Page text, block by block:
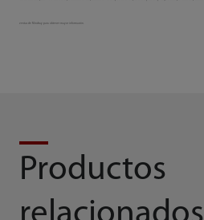
Productos